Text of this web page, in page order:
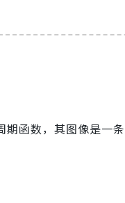
函数，其图像是一